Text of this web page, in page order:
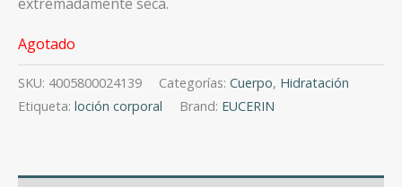
Agotado
SKU: 4005800024139 Categorías: Cuerpo, Hidratación
Etiqueta: loción corporal Brand: EUCERIN